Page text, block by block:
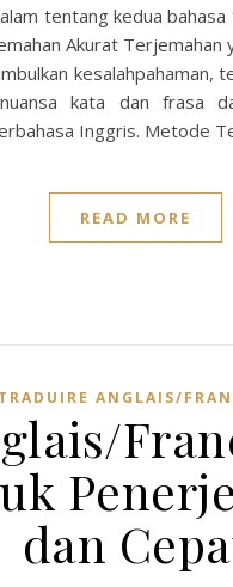
tentang kedua
Akurat Terjemahan
kesalahpahaman,
kata dan frasa
Inggris. Metode
READ MORE
TRADUIRE ANGLAIS/
dan